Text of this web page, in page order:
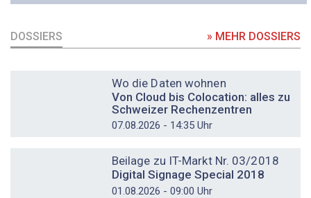
DOSSIERS » MEHR DOSSIERS
Wo die Daten wohnen
Von Cloud bis Colocation: alles zu
Schweizer Rechenzentren
07.08.2026 - 14:35 Uhr
Beilage zu IT-Markt Nr. 03/2018
Digital Signage Special 2018
01.08.2026 - 09:00 Uhr